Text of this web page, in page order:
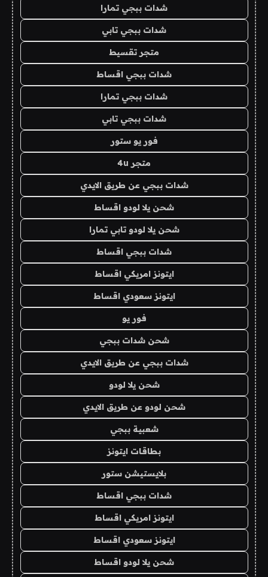
شدات ببجي تمارا
شدات ببجي تابي
متجر تقسيط
شدات ببجي اقساط
شدات ببجي تمارا
شدات ببجي تابي
فور يو ستور
متجر 4u
شدات ببجي عن طريق الايدي
شحن يلا لودو اقساط
شحن يلا لودو تابي تمارا
شدات ببجي اقساط
ايتونز امريكي اقساط
ايتونز سعودي اقساط
فور يو
شحن شدات ببجي
شدات ببجي عن طريق الايدي
شحن يلا لودو
شحن لودو عن طريق الايدي
شعبية ببجي
بطاقات ايتونز
بلايستيشن ستور
شدات ببجي اقساط
ايتونز امريكي اقساط
ايتونز سعودي اقساط
شحن يلا لودو اقساط